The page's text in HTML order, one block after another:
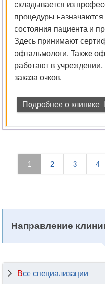
складывается из
процедуры
состояния пациента и
Здесь принимают
офтальмологи. Также
работают в
заказа очков.
Подробнее о клинике
1 2 3 4
Направление
Все специализации